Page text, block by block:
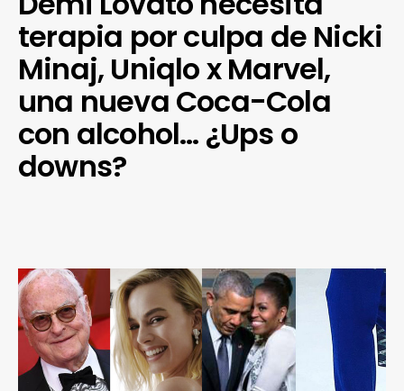
terapia por culpa de Nicki
Minaj, Uniqlo x Marvel,
una nueva Coca-Cola
con alcohol… ¿Ups o
downs?